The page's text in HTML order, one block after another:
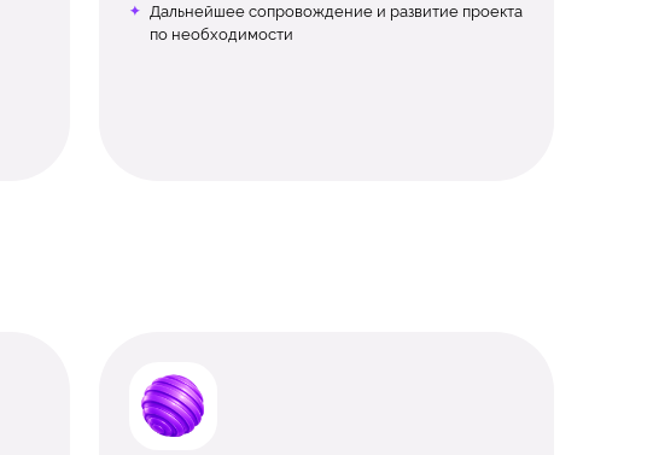
Дальнейшее сопровождение и развитие проекта
по необходимости